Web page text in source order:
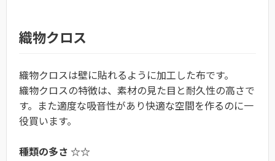
織物クロス
織物クロスは壁に貼れるように加工した布です。
織物クロスの特徴は、素材の見た目と耐久性の高さで
す。また適度な吸音性があり快適な空間を作るのに一
役買います。
種類の多さ ☆☆